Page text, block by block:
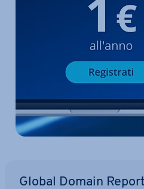
Global Domain